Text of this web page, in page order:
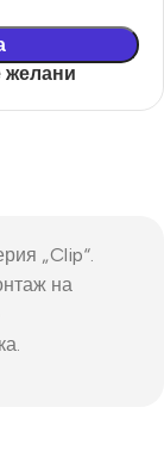
желани
„Clip“.
на